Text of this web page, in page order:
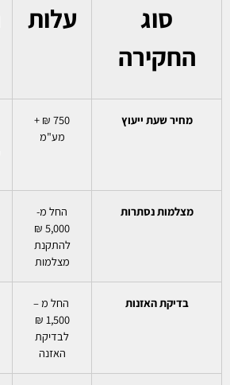
סוג
החקירה
עלות
מחיר שעת ייעוץ
750 ₪ +
מע"מ
מצלמות נסתרות
החל מ-
5,000 ₪
להתקנת
מצלמות
בדיקת האזנות
החל מ –
1,500 ₪
לבדיקת
האזנה